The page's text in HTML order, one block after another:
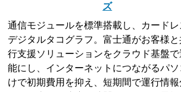
ズ
通信モジュールを標準搭載し、カード
デジタルタコグラフ。富士通がお客様
行支援ソリューションをクラウド基盤
能にし、インターネットにつながるパ
けで初期費用を抑え、短期間で運行情報